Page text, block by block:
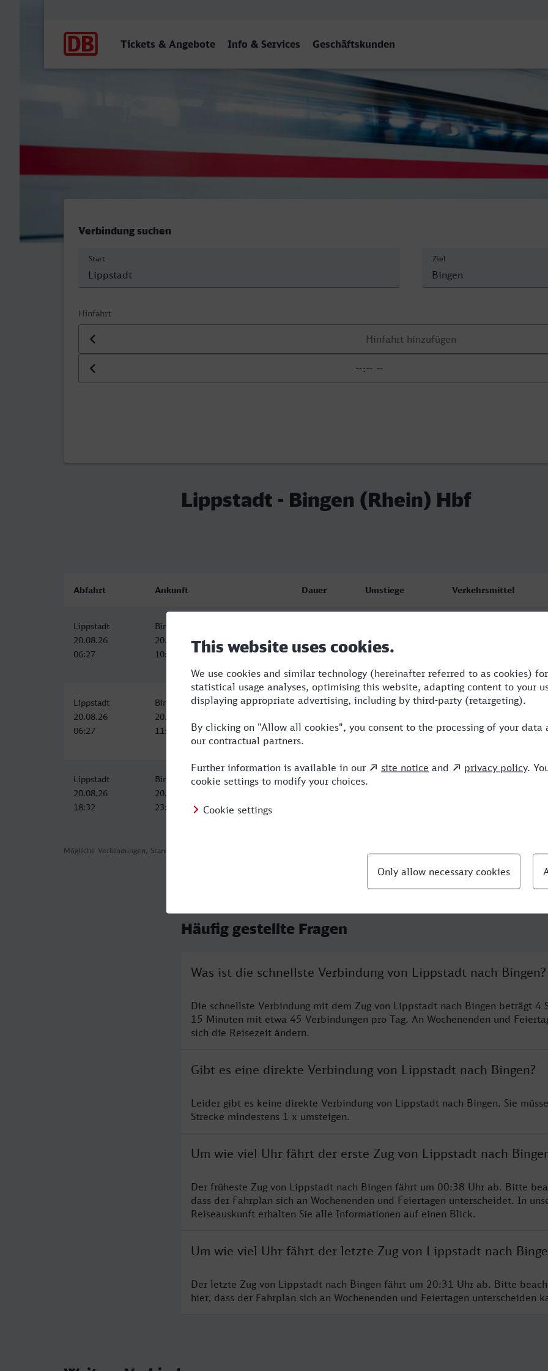
Tickets & Angebote Info & Services Geschäftskunden
Lippstadt - Bingen (Rhein) Hbf
Verbindung suchen
Start Ziel
Hinfahrt
Datum der Hinfahrt
Uhrzeit der Hinfahrt
Lippstadt - Bingen (Rhein) Hbf
Mögliche Verbindungen, Stand: 2026-08-06 05:49
Abfahrt Ankunft Dauer Umstiege Verkehrsmittel
Lippstadt
20.08.26
06:27
Bingen (Rhein) Hbf
20.08.26
10:42
Lippstadt
20.08.26
06:27
Bingen (Rhein) Hbf
20.08.26
11:19
4:52 2 NX,TR
Lippstadt
20.08.26
18:32
Bingen (Rhein) Hbf
20.08.26
23:33
5:01
Häufig gestellte Fragen
Was ist die schnellste Verbindung von Lippstadt nach Bingen?
Die schnellste Verbindung mit dem Zug von Lippstadt nach Bingen beträgt 4
15 Minuten mit etwa 45 Verbindungen pro Tag. An Wochenenden und
sich die Reisezeit ändern.
Gibt es eine direkte Verbindung von Lippstadt nach Bingen?
Leider gibt es keine direkte Verbindung von Lippstadt nach Bingen. Sie
Strecke mindestens 1 x umsteigen.
Um wie viel Uhr fährt der erste Zug von Lippstadt nach
Der früheste Zug von Lippstadt nach Bingen fährt um 00:38 Uhr ab. Bitte
dass der Fahrplan sich an Wochenenden und Feiertagen unterscheidet. In
Reiseauskunft erhalten Sie alle Informationen auf einen Blick.
Um wie viel Uhr fährt der letzte Zug von Lippstadt nach
Der letzte Zug von Lippstadt nach Bingen fährt um 20:31 Uhr ab. Bitte
hier, dass der Fahrplan sich an Wochenenden und Feiertagen unterscheiden